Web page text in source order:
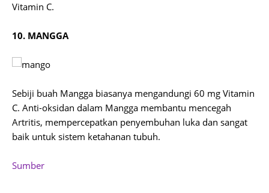
Vitamin C.
10. MANGGA
Sebiji buah Mangga biasanya mengandungi 60 mg Vitamin
C. Anti-oksidan dalam Mangga membantu mencegah
Artritis, mempercepatkan penyembuhan luka dan sangat
baik untuk sistem ketahanan tubuh.
Sumber